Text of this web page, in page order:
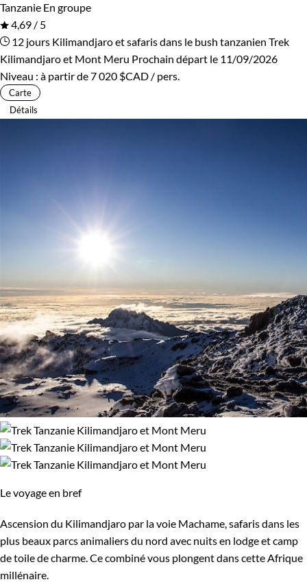
Tanzanie En groupe
4,69 / 5
12 jours Kilimandjaro et safaris dans le bush tanzanien Trek
Kilimandjaro et Mont Meru Prochain départ le 11/09/2026
Niveau : à partir de7 020 $CAD / pers.
Carte
Détails
Le voyage en bref
Ascension du Kilimandjaro par la voie Machame, safaris dans les
plus beaux parcs animaliers du nord avec nuits en lodge et camp
de toile de charme. Ce combiné vous plongent dans cette Afrique
millénaire.